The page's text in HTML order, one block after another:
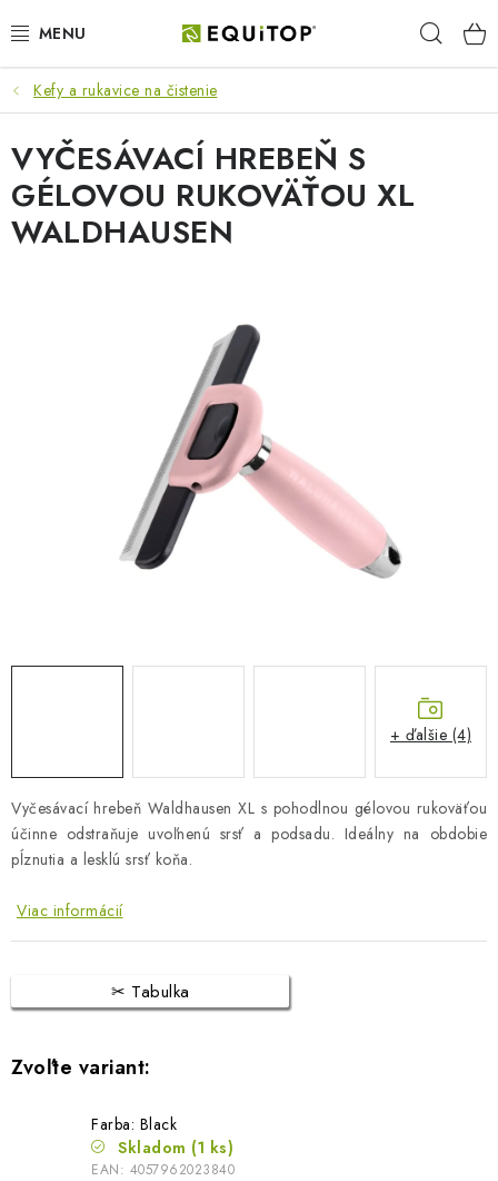
na
JAZDEC
KÔŇ
PONY
DARČEKOVÉ POUKAZY
ZNAČKY
Podmienky ochrany osobných údajov
Napíšte nám
Kefy a rukavice na čistenie
Vyčesávací hrebeň Waldhausen XL s pohodlnou gélovou rukoväťou
účinne odstraňuje uvoľnenú srsť a podsadu. Ideálny na obdobie
pĺznutia a lesklú srsť koňa.
Viac informácií
Tabulka
Farba: Black
Skladom (1 ks)
EAN: 4057962023840
VYČESÁVACÍ HREBEŇ S
GÉLOVOU RUKOVÄŤOU XL
WALDHAUSEN
+ ďalšie (4)